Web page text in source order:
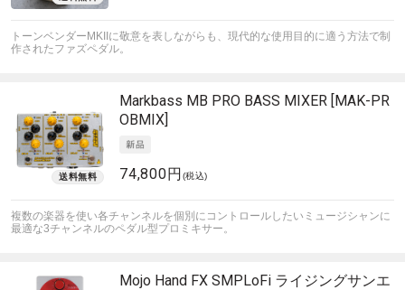
トーンベンダーMKIIに敬意を表しながらも、現代的な使用目的に適う方法で制
作されたファズペダル。
Markbass MB PRO BASS MIXER [MAK-PR
OBMIX]
74,800円 (税込)
複数の楽器を使い各チャンネルを個別にコントロールしたいミュージシャンに
最適な3チャンネルのペダル型プロミキサー。
Mojo Hand FX SMPLoFi ライジングサンエ